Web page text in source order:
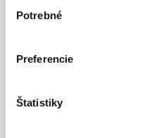
súhlasu
Potrebné
Preferencie
Štatistiky